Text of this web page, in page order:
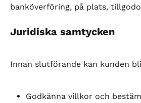
banköverföring, på plats,
Juridiska samtycken
Innan slutförande kan kunden
Godkänna villkor och